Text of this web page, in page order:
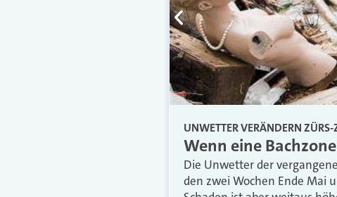
UNWETTER VERÄNDERN
Wenn eine
Die Unwetter der
den zwei Wochen Ende Mai